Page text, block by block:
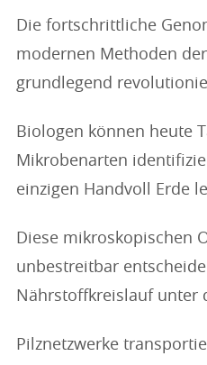
Die fortschrittliche
modernen Methoden
grundlegend
Biologen können heute
Mikrobenarten
einzigen Handvoll Erde
Diese mikroskopischen
unbestreitbar
Nährstoffkreislauf unter
Pilznetzwerke